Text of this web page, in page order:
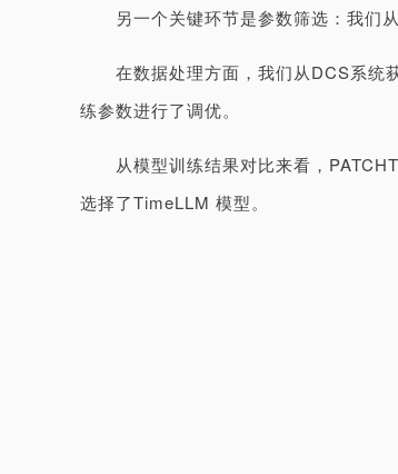
另一个关键环节是参数筛选：我们
在数据处理方面，我们从DCS系统
练参数进行了调优。
从模型训练结果对比来看，
选择了TimeLLM 模型。